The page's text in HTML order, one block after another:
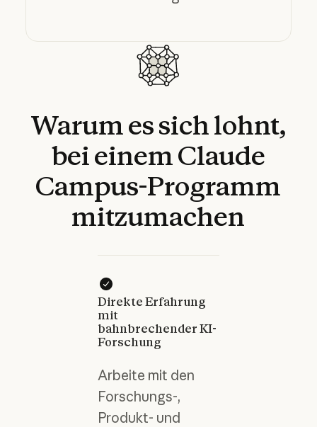
Warumessichlohnt,
beieinemClaude
Campus-Programm
mitzumachen
Direkte Erfahrung
mit
bahnbrechender KI-
Forschung
Arbeite mit den
Forschungs-,
Produkt- und